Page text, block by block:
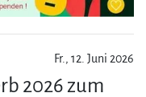
Fr., 12. Juni 2026
2026 zum